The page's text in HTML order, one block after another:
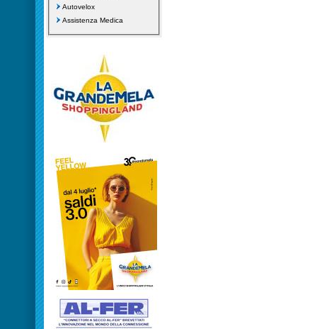
Autovelox
Assistenza Medica